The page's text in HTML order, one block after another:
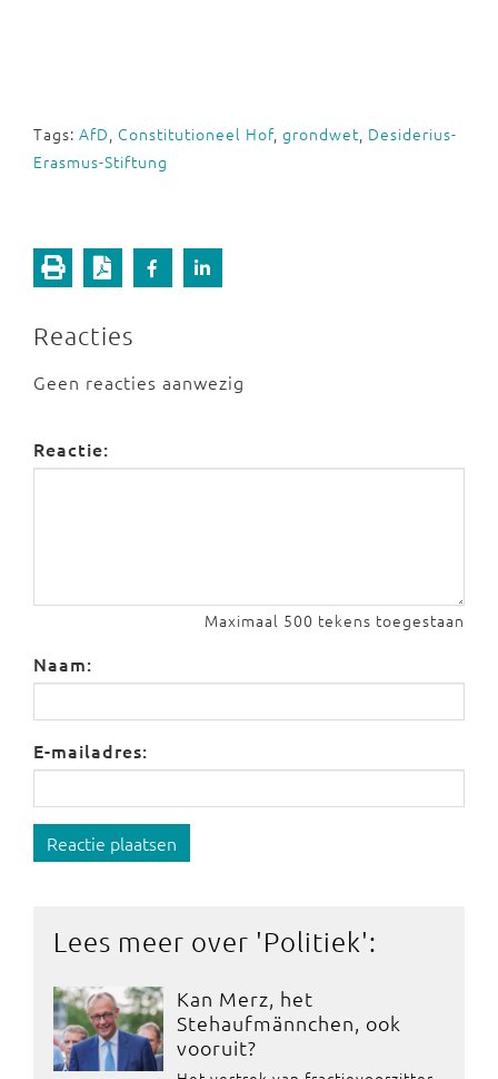
Tags: AfD, Constitutioneel Hof, grondwet, Desiderius-
Erasmus-Stiftung
Reacties
Geen reacties aanwezig
Reactie:
Maximaal 500 tekens toegestaan
Naam:
E-mailadres:
Reactie plaatsen
Lees meer over 'Politiek':
Kan Merz, het
Stehaufmännchen, ook
vooruit?